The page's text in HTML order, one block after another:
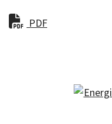
PDF